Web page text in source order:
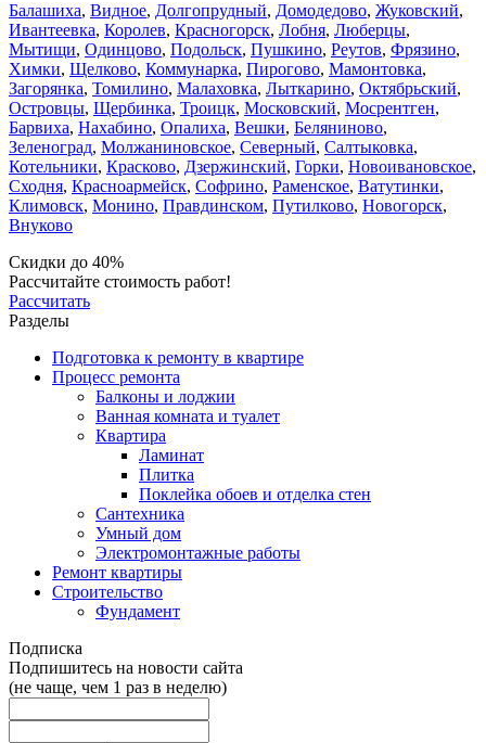
Балашиха, Видное, Долгопрудный, Домодедово, Жуковский,
Ивантеевка, Королев, Красногорск, Лобня, Люберцы,
Мытищи, Одинцово, Подольск, Пушкино, Реутов, Фрязино,
Химки, Щелково, Коммунарка, Пирогово, Мамонтовка,
Загорянка, Томилино, Малаховка, Лыткарино, Октябрьский,
Островцы, Щербинка, Троицк, Московский, Мосрентген,
Барвиха, Нахабино, Опалиха, Вешки, Беляниново,
Зеленоград, Молжаниновское, Северный, Салтыковка,
Котельники, Красково, Дзержинский, Горки, Новоивановское,
Сходня, Красноармейск, Софрино, Раменское, Ватутинки,
Климовск, Монино, Правдинском, Путилково, Новогорск,
Внуково
Скидки до 40%
Рассчитайте стоимость работ!
Рассчитать
Разделы
Подготовка к ремонту в квартире
Процесс ремонта
Балконы и лоджии
Ванная комната и туалет
Квартира
Ламинат
Плитка
Поклейка обоев и отделка стен
Сантехника
Умный дом
Электромонтажные работы
Ремонт квартиры
Строительство
Фундамент
Подписка
Подпишитесь на новости сайта
(не чаще, чем 1 раз в неделю)